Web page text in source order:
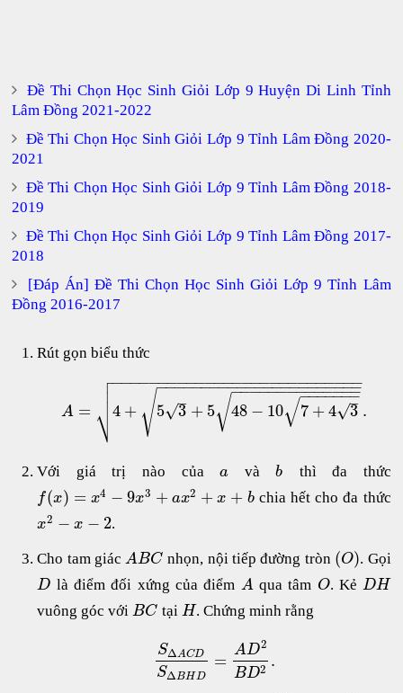
Đề Thi Chọn Học Sinh Giỏi Lớp 9 Huyện Di Linh Tỉnh
Lâm Đồng 2021-2022
Đề Thi Chọn Học Sinh Giỏi Lớp 9 Tỉnh Lâm Đồng 2020-
2021
Đề Thi Chọn Học Sinh Giỏi Lớp 9 Tỉnh Lâm Đồng 2018-
2019
Đề Thi Chọn Học Sinh Giỏi Lớp 9 Tỉnh Lâm Đồng 2017-
2018
[Đáp Án] Đề Thi Chọn Học Sinh Giỏi Lớp 9 Tỉnh Lâm
Đồng 2016-2017
Rút gọn biểu thức
A = 4 + 5 3
–
√ + 5 48 − 10 7 + 4 3
–
√
− −
−−−−−
√
− −
−−−−−−−−−−−−
√
− −
−−−−−−−−−−−−−−−−−−−−−
√
− −
−−−−−−−−−−−−−−−−−−−−−−−−−

⎷

 .
Với giá trị nào củaa vàb thì đa thức
f(x) = x4 − 9x3 + ax2 + x + bchia hết cho đa thức
x2 − x − 2.
Cho tam giácABC nhọn, nội tiếp đường tròn (O). Gọi
D là điểm đối xứng của điểm Aqua tâm O. KẻDH
vuông góc vớiBC tại H. Chứng minh rằng
SΔACD
SΔBHD
= AD2
BD2 .